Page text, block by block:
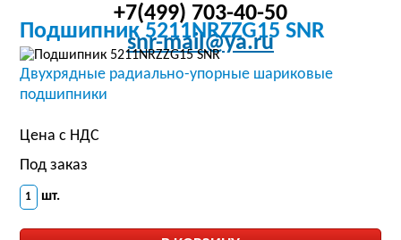
+7(499) 703-40-50
snr-mail@ya.ru
Подшипник 5211NRZZG15 SNR
Двухрядные радиально-упорные шариковые
подшипники
Цена с НДС
Под заказ
шт.